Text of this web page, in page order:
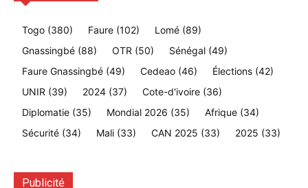
Togo (380) Faure (102) Lomé (89)
Gnassingbé (88) OTR (50) Sénégal (49)
Faure Gnassingbé (49) Cedeao (46) Élections (42)
UNIR (39) 2024 (37) Cote-d'ivoire (36)
Diplomatie (35) Mondial 2026 (35) Afrique (34)
Sécurité (34) Mali (33) CAN 2025 (33) 2025 (33)
Publicité